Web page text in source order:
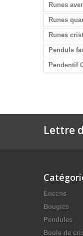
Runes
Runes
Runes
Pendule
Pendentif
Lettre
Encens
Bougies
Pendules
Boule de